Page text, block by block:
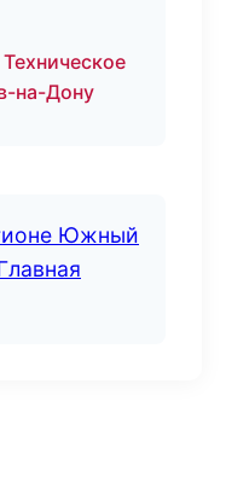
на-Дону
Южный